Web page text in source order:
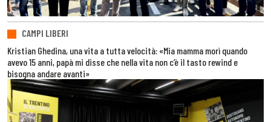
CAMPI LIBERI
Kristian Ghedina, una vita a tutta velocità: «Mia mamma morì quando
avevo 15 anni, papà mi disse che nella vita non c’è il tasto rewind e
bisogna andare avanti»